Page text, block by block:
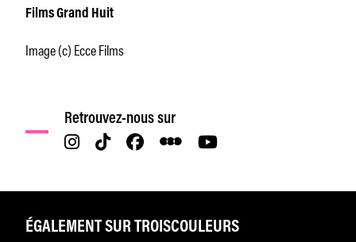
Films Grand Huit
Image (c) Ecce Films
Retrouvez-nous sur
ÉGALEMENT SUR TROISCOULEURS